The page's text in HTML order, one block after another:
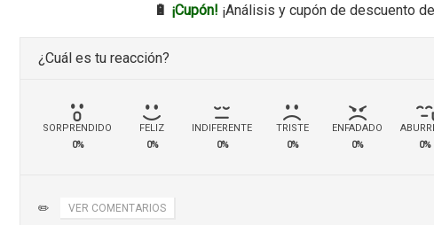
🔋 ¡Cupón! ¡Análisis y cupón de descuento
¿Cuál es tu reacción?
SORPRENDIDO
0%
FELIZ
0%
INDIFERENTE
0%
TRISTE
0%
ENFADADO
0%
0%
✏️ VER COMENTARIOS